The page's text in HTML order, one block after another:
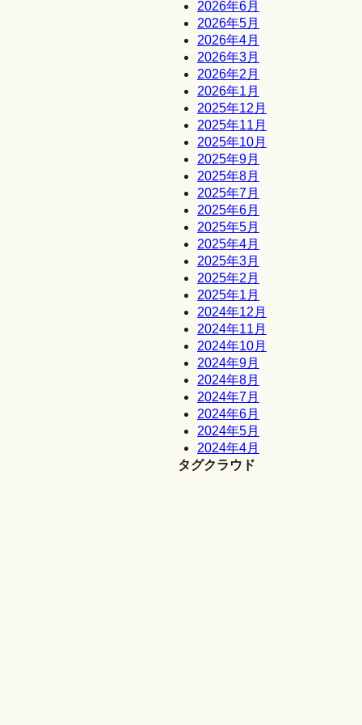
2026年6月
2026年5月
2026年4月
2026年3月
2026年2月
2026年1月
2025年12月
2025年11月
2025年10月
2025年9月
2025年8月
2025年7月
2025年6月
2025年5月
2025年4月
2025年3月
2025年2月
2025年1月
2024年12月
2024年11月
2024年10月
2024年9月
2024年8月
2024年7月
2024年6月
2024年5月
2024年4月
タグクラウド